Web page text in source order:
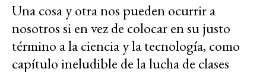
Una cosa y otra nos pueden ocurrir a
nosotros si en vez de colocar en su justo
término a la ciencia y la tecnología, como
capítulo ineludible de la lucha de clases